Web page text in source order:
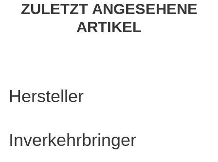
ZULETZT ANGESEHENE
ARTIKEL
Hersteller
Inverkehrbringer